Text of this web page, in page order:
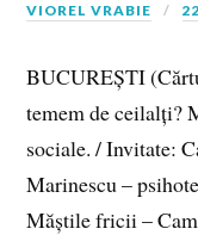
VIOREL VRABIE
BUCUREȘTI
temem de ceilalți?
sociale. / Invitate:
Marinescu –
Măștile fricii –